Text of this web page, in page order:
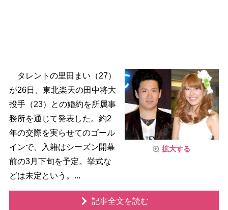
拡大する
タレントの里田まい（27）
が26日、東北楽天の田中将大
投手（23）との婚約を所属事
務所を通じて発表した。約2
年の交際を実らせてのゴール
インで、入籍はシーズン開幕
前の3月下旬を予定。挙式な
どは未定という。...
記事全文を読む